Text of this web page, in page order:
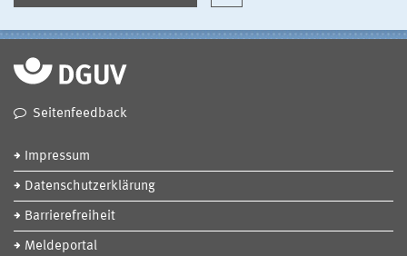
Seitenfeedback
Impressum
Datenschutzerklärung
Barrierefreiheit
Meldeportal